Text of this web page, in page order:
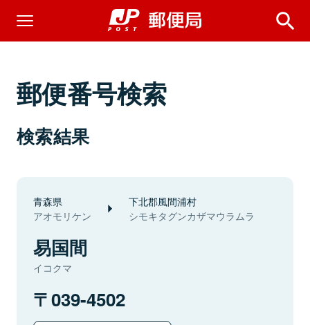
郵便番号検索
検索結果
青森県
アオモリケン
下北郡風間浦村
シモキタグンカザマウラムラ
易国間
イコクマ
039-4502